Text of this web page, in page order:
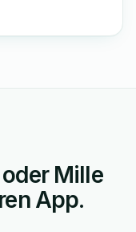
Mille
App.